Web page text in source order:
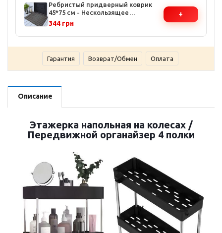
Ребристый придверный коврик
45*75 см - Нескользящее
резиновое основание, влаго- и
грязезадерживающая
поверхность
344 грн
+
Гарантия Возврат/Обмен Оплата
Описание
Этажерка напольная на колесах /
Передвижной органайзер 4 полки